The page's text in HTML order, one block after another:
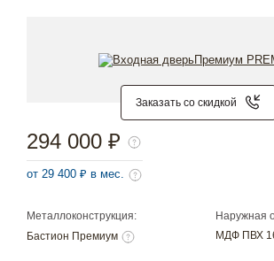
Заказать со скидкой
Металлоконструкция:
Бастион Премиум
Наружная
МДФ ПВХ
294 000 ₽
от 29 400 ₽ в мес.